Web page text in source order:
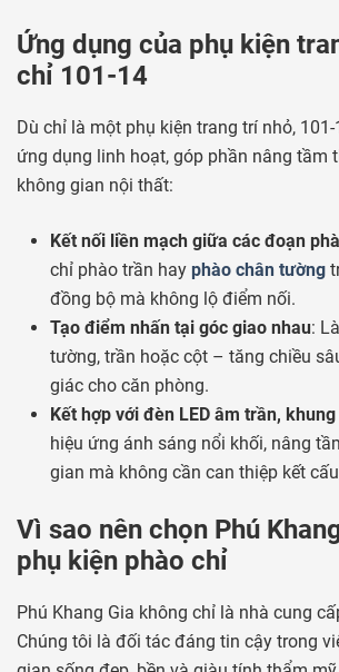
Ứng dụng của phụ kiện
chỉ 101-14
Dù chỉ là một phụ kiện trang trí nhỏ,
ứng dụng linh hoạt, góp phần nâng tầm
không gian nội thất:
Kết nối liền mạch giữa các đoạn
chỉ phào trần hay phào chân tường
đồng bộ mà không lộ điểm nối.
Tạo điểm nhấn tại góc giao nhau:
tường, trần hoặc cột – tăng chiều
giác cho căn phòng.
Kết hợp với đèn LED âm trần,
hiệu ứng ánh sáng nổi khối, nâng
gian mà không cần can thiệp kết
Vì sao nên chọn Phú
phụ kiện phào chỉ
Phú Khang Gia không chỉ là nhà cung
Chúng tôi là đối tác đáng tin cậy trong